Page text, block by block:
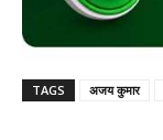
TAGS अजय कुमार